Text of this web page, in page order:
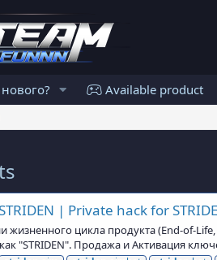
Available product
| Private hack for
жизненного цикла продукта (End-of-
"STRIDEN". Продажа и Активация